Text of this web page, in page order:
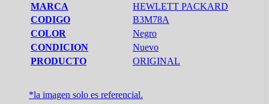
MARCA
HEWLETT PACKARD
CODIGO
B3M78A
COLOR
Negro
CONDICION
Nuevo
PRODUCTO
ORIGINAL
*la imagen solo es referencial.